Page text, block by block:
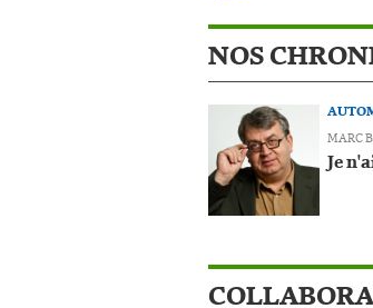
NOS
MARC
Je